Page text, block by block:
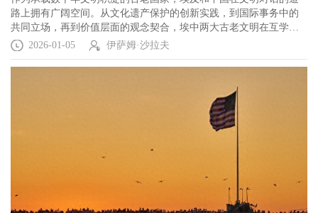
路上拥有广阔空间。从文化遗产保护的创新实践，到国际事务中的
共同立场，再到价值层面的观念契合，埃中两大古老文明在互学互
鉴中彼此支撑，为破解全球治理难题、推动人类社会发展注入文明
2026-01-05 伊萨姆·沙拉夫